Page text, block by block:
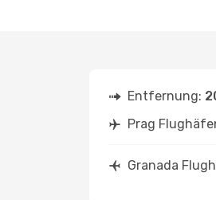
Entfernung:
Prag
Granada